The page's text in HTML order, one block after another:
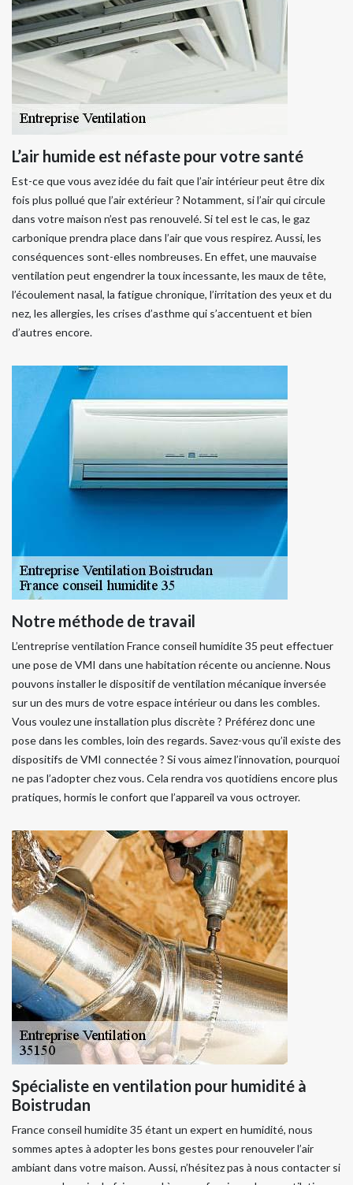
L’air humide est néfaste pour votre santé
Est-ce que vous avez idée du fait que l’air intérieur peut être dix
fois plus pollué que l’air extérieur ? Notamment, si l’air qui circule
dans votre maison n’est pas renouvelé. Si tel est le cas, le gaz
carbonique prendra place dans l’air que vous respirez. Aussi, les
conséquences sont-elles nombreuses. En effet, une mauvaise
ventilation peut engendrer la toux incessante, les maux de tête,
l’écoulement nasal, la fatigue chronique, l’irritation des yeux et du
nez, les allergies, les crises d’asthme qui s’accentuent et bien
d’autres encore.
Notre méthode de travail
L’entreprise ventilation France conseil humidite 35 peut effectuer
une pose de VMI dans une habitation récente ou ancienne. Nous
pouvons installer le dispositif de ventilation mécanique inversée
sur un des murs de votre espace intérieur ou dans les combles.
Vous voulez une installation plus discrète ? Préférez donc une
pose dans les combles, loin des regards. Savez-vous qu’il existe des
dispositifs de VMI connectée ? Si vous aimez l’innovation, pourquoi
ne pas l’adopter chez vous. Cela rendra vos quotidiens encore plus
pratiques, hormis le confort que l’appareil va vous octroyer.
Spécialiste en ventilation pour humidité à
Boistrudan
France conseil humidite 35 étant un expert en humidité, nous
sommes aptes à adopter les bons gestes pour renouveler l’air
ambiant dans votre maison. Aussi, n’hésitez pas à nous contacter si